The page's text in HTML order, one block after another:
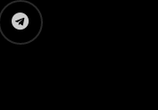
telegram